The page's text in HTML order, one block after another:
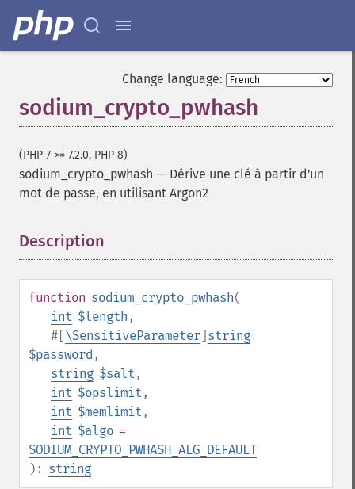
Change language:
sodium_crypto_pwhash
(PHP 7 >= 7.2.0, PHP 8)
sodium_crypto_pwhash — Dérive une clé à partir d'un
mot de passe, en utilisant Argon2
Description
function sodium_crypto_pwhash(
int $length ,
#[\SensitiveParameter] string
$password ,
string $salt ,
int $opslimit ,
int $memlimit ,
int $algo =
SODIUM_CRYPTO_PWHASH_ALG_DEFAULT
): string